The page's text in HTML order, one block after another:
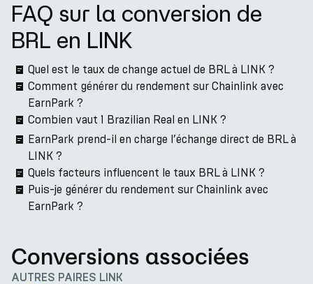
FAQ sur la conversion de
BRL en LINK
Quel est le taux de change actuel de BRL à LINK ?
Comment générer du rendement sur Chainlink avec
EarnPark ?
Combien vaut 1 Brazilian Real en LINK ?
EarnPark prend-il en charge l’échange direct de BRL à
LINK ?
Quels facteurs influencent le taux BRL à LINK ?
Puis-je générer du rendement sur Chainlink avec
EarnPark ?
Conversions associées
AUTRES PAIRES LINK